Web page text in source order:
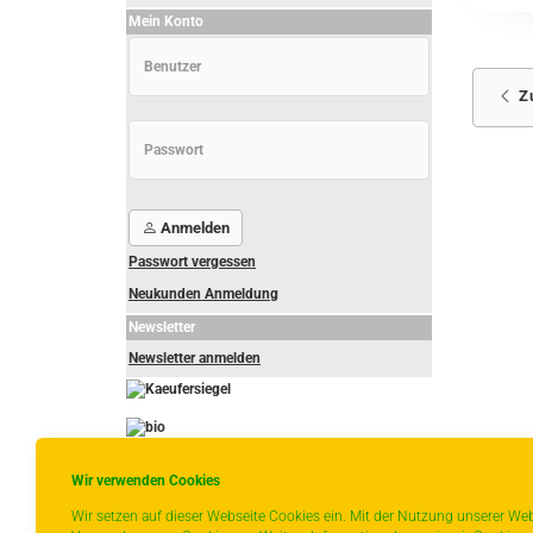
Wir verwenden Cookies
Wir setzen auf dieser Webseite Cookies ein. Mit der Nutzung unserer
Mein Konto
Anmelden
Passwort vergessen
Neukunden Anmeldung
Newsletter
Newsletter anmelden